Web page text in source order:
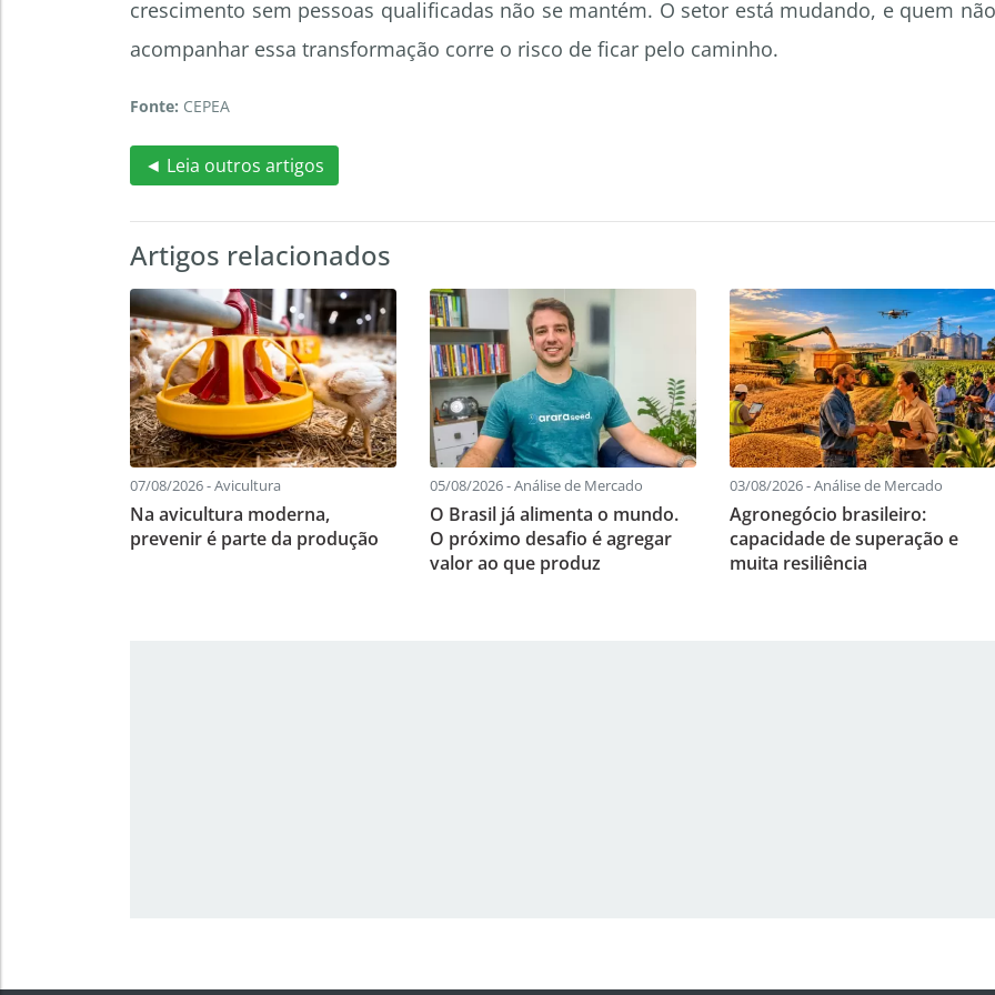
crescimento sem pessoas qualificadas não se mantém. O setor está mudando, e quem não
acompanhar essa transformação corre o risco de ficar pelo caminho.
Fonte: CEPEA
◄ Leia outros artigos
Artigos relacionados
07/08/2026 - Avicultura
Na avicultura moderna,
prevenir é parte da produção
05/08/2026 - Análise de Mercado
O Brasil já alimenta o mundo.
O próximo desafio é agregar
valor ao que produz
03/08/2026 - Análise de Mercado
Agronegócio brasileiro:
capacidade de superação e
muita resiliência